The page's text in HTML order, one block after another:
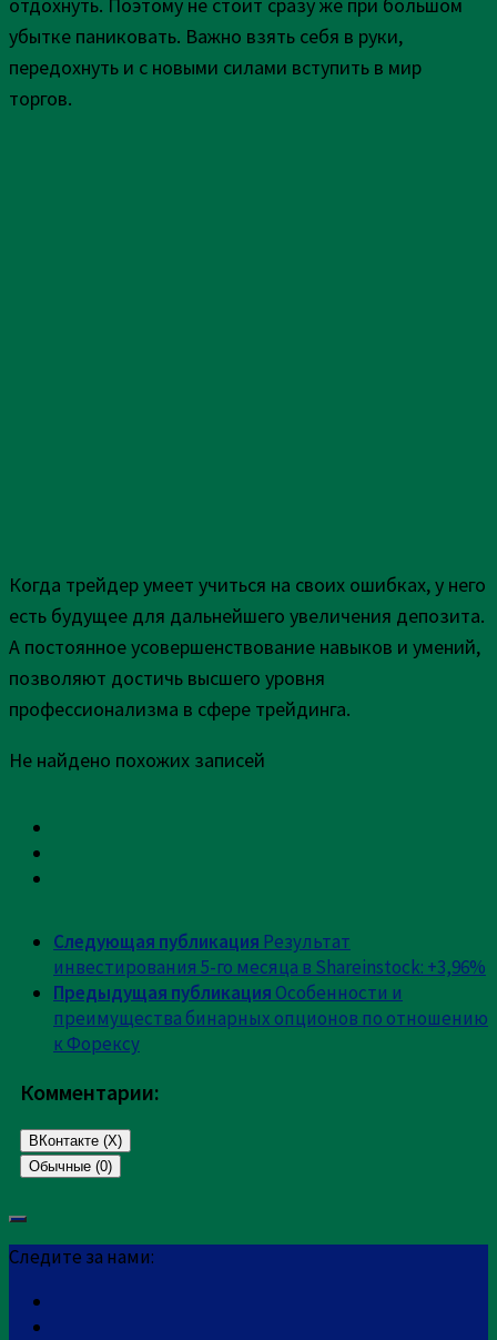
отдохнуть. Поэтому не стоит сразу же при большом
убытке паниковать. Важно взять себя в руки,
передохнуть и с новыми силами вступить в мир
торгов.
Когда трейдер умеет учиться на своих ошибках, у него
есть будущее для дальнейшего увеличения депозита.
А постоянное усовершенствование навыков и умений,
позволяют достичь высшего уровня
профессионализма в сфере трейдинга.
Не найдено похожих записей
Следующая публикация Результат
инвестирования 5-го месяца в Shareinstock: +3,96%
Предыдущая публикация Особенности и
преимущества бинарных опционов по отношению
к Форексу
Комментарии:
ВКонтакте (X)
Обычные (0)
поля помечены
Следите за нами: